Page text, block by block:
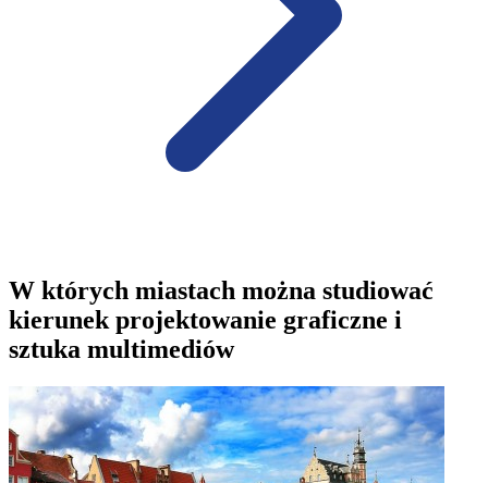
W których miastach można studiować
kierunek projektowanie graficzne i
sztuka multimediów